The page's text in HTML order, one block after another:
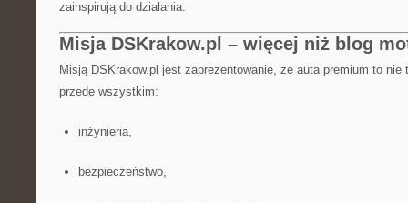
zainspirują do działania.
Misja DSKrakow.pl – więcej niż blog
Misją DSKrakow.pl jest zaprezentowanie, że auta premium to
przede wszystkim:
inżynieria,
bezpieczeństwo,